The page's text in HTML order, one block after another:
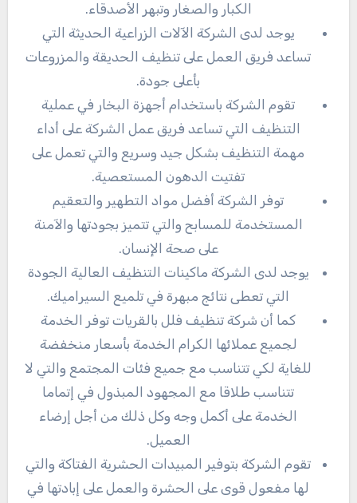
الكبار والصغار وتبهر الأصدقاء.
يوجد لدى الشركة الآلات الزراعية الحديثة التي
تساعد فريق العمل على تنظيف الحديقة والمزروعات
بأعلى جودة.
تقوم الشركة باستخدام أجهزة البخار في عملية
التنظيف التي تساعد فريق عمل الشركة على أداء
مهمة التنظيف بشكل جيد وسريع والتي تعمل على
تفتيت الدهون المستعصية.
توفر الشركة أفضل مواد التطهير والتعقيم
المستخدمة للمسابح والتي تتميز بجودتها والآمنة
على صحة الإنسان.
يوجد لدى الشركة ماكينات التنظيف العالية الجودة
التي تعطى نتائج مبهرة في تلميع السيراميك.
كما أن شركة تنظيف فلل بالقريات توفر الخدمة
لجميع عملائها الكرام الخدمة بأسعار منخفضة
للغاية لكي تتناسب مع جميع فئات المجتمع والتي لا
تتناسب طلاقا مع المجهود المبذول في إتماما
الخدمة على أكمل وجه وكل ذلك من أجل إرضاء
العميل.
تقوم الشركة بتوفير المبيدات الحشرية الفتاكة والتي
لها مفعول قوى على الحشرة والعمل على إبادتها في